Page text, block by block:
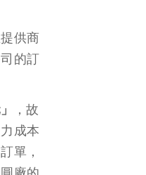
供商
的訂
，故
成本
單，